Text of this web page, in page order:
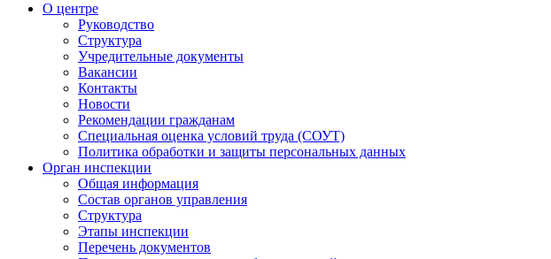
О центре
Руководство
Структура
Учредительные документы
Вакансии
Контакты
Новости
Рекомендации гражданам
Специальная оценка условий труда (СОУТ)
Политика обработки и защиты персональных данных
Орган инспекции
Общая информация
Состав органов управления
Структура
Этапы инспекции
Перечень документов